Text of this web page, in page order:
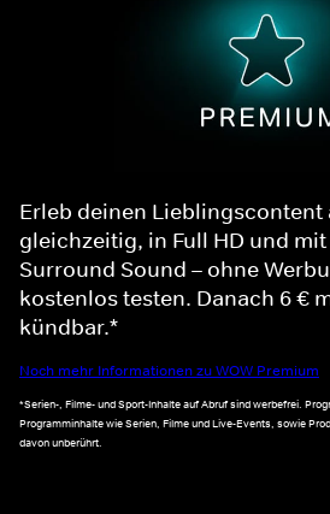
Erleb deinen Lieblingscontent
gleichzeitig, in Full HD und mit
Surround Sound – ohne
kostenlos testen. Danach 6 €
kündbar.*
Noch mehr Informationen zu WOW Premium
*Serien-, Filme- und Sport-Inhalte auf Abruf sind werbefrei.
Programminhalte wie Serien, Filme und Live-Events, sowie
davon unberührt.